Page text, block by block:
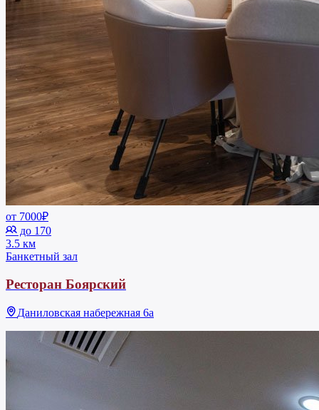
от 7000₽
до 170
3.5 км
Банкетный зал
Ресторан Боярский
Даниловская набережная 6а